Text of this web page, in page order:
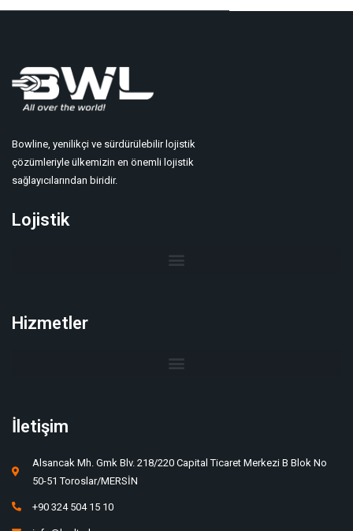
Bowline, yenilikçi ve sürdürülebilir lojistik
çözümleriyle ülkemizin en önemli lojistik
sağlayıcılarından biridir.
Lojistik
Hizmetler
İletişim
Alsancak Mh. Gmk Blv. 218/220 Capital Ticaret Merkezi B Blok No
50-51 Toroslar/MERSİN
+90 324 504 15 10